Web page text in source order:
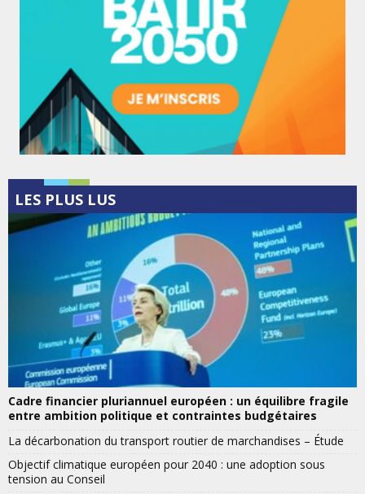
LES PLUS LUS
Cadre financier pluriannuel européen : un équilibre fragile
entre ambition politique et contraintes budgétaires
La décarbonation du transport routier de marchandises – Étude
Objectif climatique européen pour 2040 : une adoption sous
tension au Conseil